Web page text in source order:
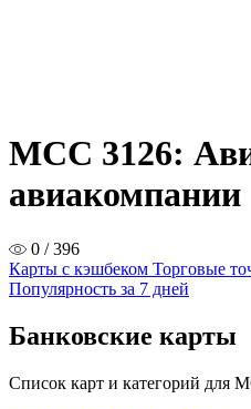
MCC 3126:
авиакомпании
0 / 396
Карты с кэшбеком Торговые
Популярность за 7 дней
Банковские карты
Список карт и категорий для